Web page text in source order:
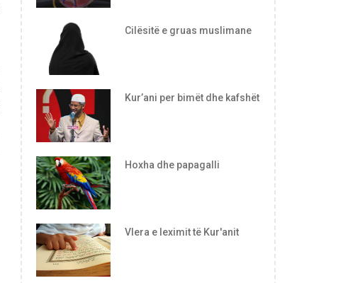
Cilësitë e gruas muslimane
Kur’ani per bimët dhe kafshët
Hoxha dhe papagalli
Vlera e leximit të Kur'anit